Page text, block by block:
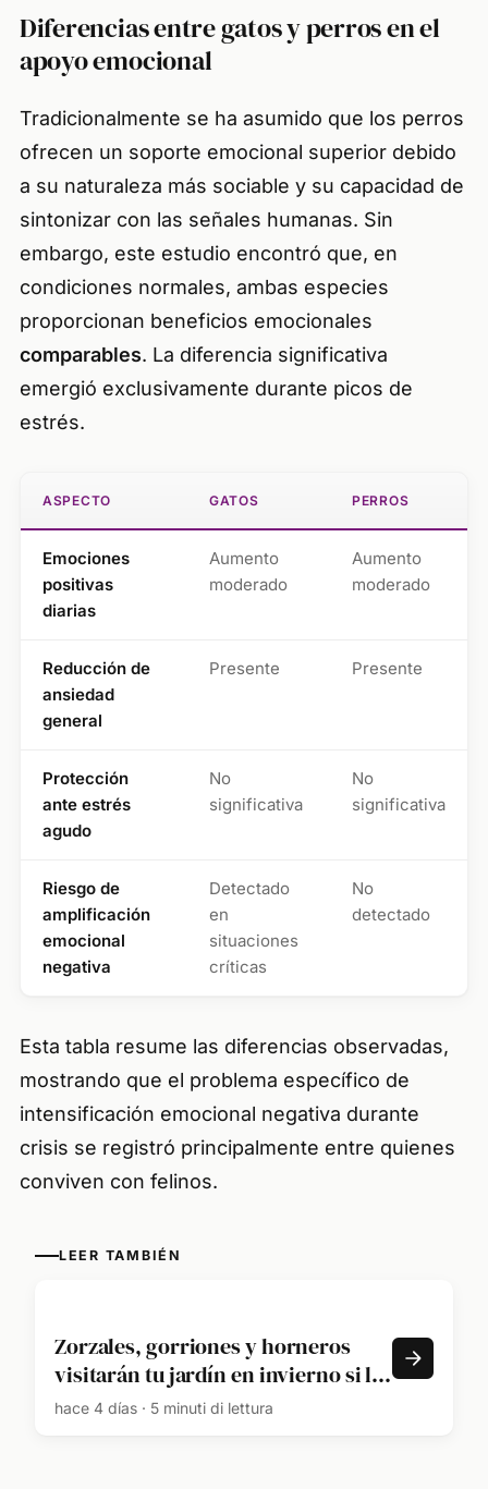
Diferencias entre gatos y perros en el
apoyo emocional
Tradicionalmente se ha asumido que los perros
ofrecen un soporte emocional superior debido
a su naturaleza más sociable y su capacidad de
sintonizar con las señales humanas. Sin
embargo, este estudio encontró que, en
condiciones normales, ambas especies
proporcionan beneficios emocionales
comparables. La diferencia significativa
emergió exclusivamente durante picos de
estrés.
ASPECTO GATOS PERROS
Emociones
positivas
diarias
Aumento
moderado
Aumento
moderado
Reducción de
ansiedad
general
Presente Presente
Protección
ante estrés
agudo
No
significativa
No
significativa
Riesgo de
amplificación
emocional
negativa
Detectado
en
situaciones
críticas
No
detectado
Esta tabla resume las diferencias observadas,
mostrando que el problema específico de
intensificación emocional negativa durante
crisis se registró principalmente entre quienes
conviven con felinos.
LEER TAMBIÉN
Zorzales, gorriones y horneros
visitarán tu jardín en invierno si les
dejás estas 2 frutas a la vista
hace 4 días · 5 minuti di lettura